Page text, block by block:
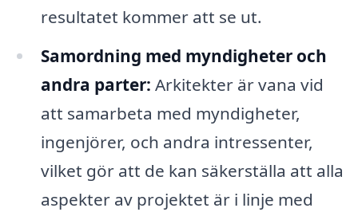
resultatet kommer att se ut.
Samordning med myndigheter och
andra parter: Arkitekter är vana vid
att samarbeta med myndigheter,
ingenjörer, och andra intressenter,
vilket gör att de kan säkerställa att alla
aspekter av projektet är i linje med